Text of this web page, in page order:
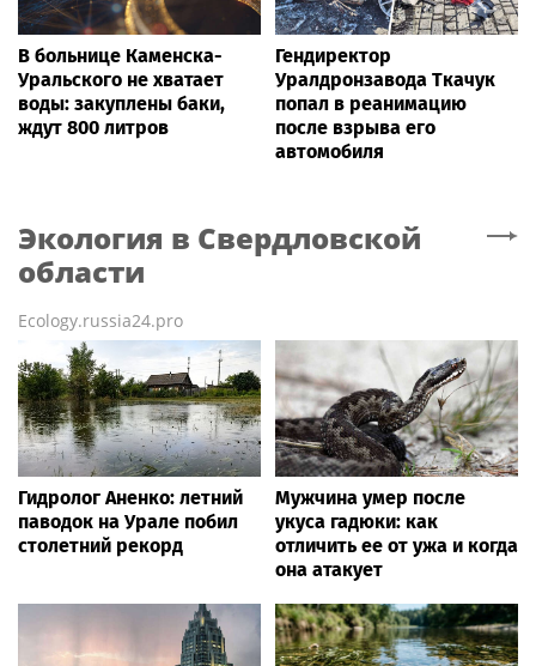
В больнице Каменска-
Уральского не хватает
воды: закуплены баки,
ждут 800 литров
Гендиректор
Уралдронзавода Ткачук
попал в реанимацию
после взрыва его
автомобиля
Экология в Свердловской
области
Ecology.russia24.pro
Гидролог Аненко: летний
паводок на Урале побил
столетний рекорд
Мужчина умер после
укуса гадюки: как
отличить ее от ужа и когда
она атакует